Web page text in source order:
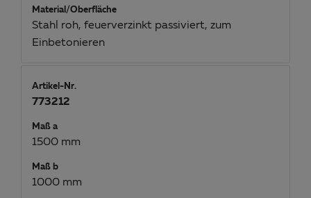
Material/Oberfläche
Stahl roh, feuerverzinkt passiviert, zum
Einbetonieren
Artikel-Nr.
773212
Maß a
1500 mm
Maß b
1000 mm